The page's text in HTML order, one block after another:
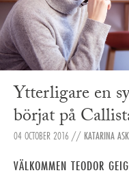
Ytterligare en
börjat på
04 OCTOBER 2016 // KATARINA
VÄLKOMMEN TEODOR